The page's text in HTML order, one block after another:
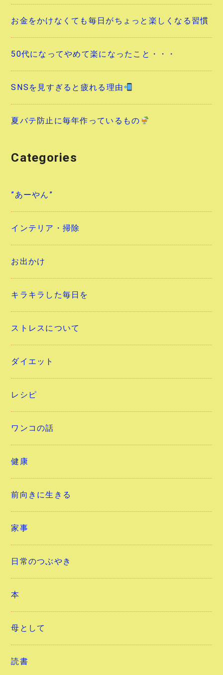
お金をかけなくても毎日がちょっと楽しくなる習慣
50代になってやめて楽になったこと・・・
SNSを見すぎると疲れる理由
夏バテ防止に毎年作っているもの
Categories
”あーやん”
インテリア・掃除
お出かけ
キラキラした毎日を
ストレスについて
ダイエット
レシピ
ワンコの話
健康
前向きに生きる
家事
日常のつぶやき
本
母として
読書